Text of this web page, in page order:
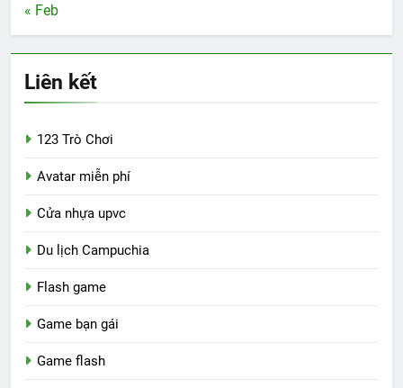
« Feb
Liên kết
123 Trò Chơi
Avatar miễn phí
Cửa nhựa upvc
Du lịch Campuchia
Flash game
Game bạn gái
Game flash